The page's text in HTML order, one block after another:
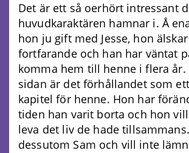
Det är ett så oerhört intressant
huvudkaraktären hamnar i. Å
hon ju gift med Jesse, hon
fortfarande och han har väntat
komma hem till henne i flera år.
sidan är det förhållandet som
kapitel för henne. Hon har
tiden han varit borta och hon
leva det liv de hade
dessutom Sam och vill inte